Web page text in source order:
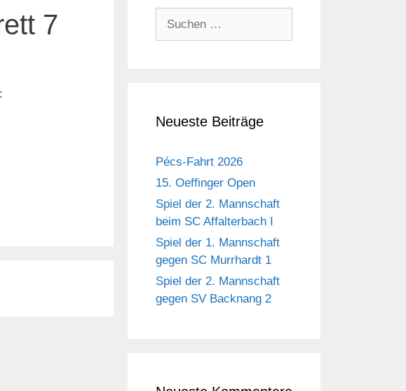
7
Neueste Beiträge
Pécs-Fahrt 2026
15. Oeffinger Open
Spiel der 2. Mannschaft
beim SC Affalterbach I
Spiel der 1. Mannschaft
gegen SC Murrhardt 1
Spiel der 2. Mannschaft
gegen SV Backnang 2